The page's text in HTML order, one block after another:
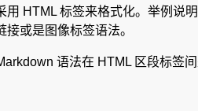
用 HTML 标签来格式化。举例说
或是图像标签语法。
语法在 HTML 区段标签间